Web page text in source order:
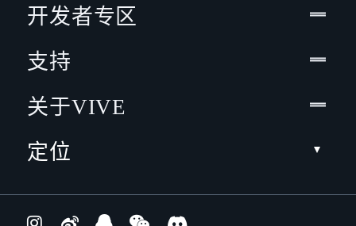
开发者专区
支持
关于VIVE
定位